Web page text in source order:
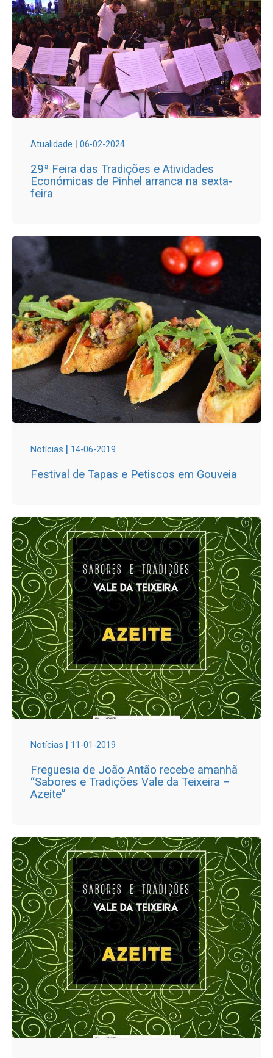
Atualidade | 06-02-2024
29ª Feira das Tradições e Atividades
Económicas de Pinhel arranca na sexta-
feira
Notícias | 14-06-2019
Festival de Tapas e Petiscos em Gouveia
Notícias | 11-01-2019
Freguesia de João Antão recebe amanhã
“Sabores e Tradições Vale da Teixeira –
Azeite”